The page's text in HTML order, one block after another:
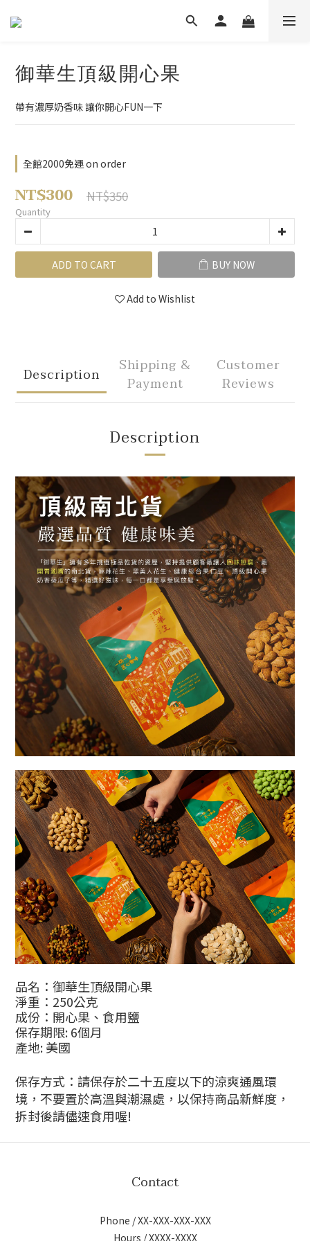
御華生頂級開心果
帶有濃厚奶香味 讓你開心FUN一下
全館2000免運 on order
NT$300 NT$350
Quantity
ADD TO CART BUY NOW
Add to Wishlist
Description
Shipping &
Payment
Customer
Reviews
Description
品名：御華生頂級開心果
淨重：250公克
成份：開心果、食用鹽
保存期限: 6個月
產地: 美國
保存方式：請保存於二十五度以下的涼爽通風環
境，不要置於高溫與潮濕處，以保持商品新鮮度，
拆封後請儘速食用喔!
Contact
Phone / XX-XXX-XXX-XXX
Hours / XXXX-XXXX